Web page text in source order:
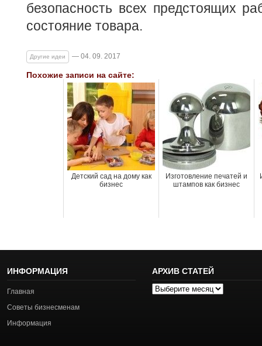
безопасность всех предстоящих
состояние товара.
Другие идеи — 04. 09. 2017
Похожие записи на сайте:
Детский сад на дому как
бизнес
Изготовление печатей и
штампов как бизнес
ИНФОРМАЦИЯ
Главная
Советы бизнесменам
Информация
АРХИВ СТАТЕЙ
Архив